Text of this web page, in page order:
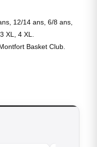
12/14 ans, 6/8 ans,
XL, 4 XL.
Basket Club.